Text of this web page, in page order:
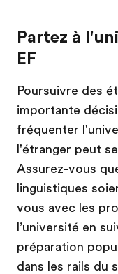
Partez à
EF
Poursuivre des
importante
fréquenter
l'étranger peut
Assurez-vous
linguistiques
vous avec les
l’université en
préparation
dans les rails du